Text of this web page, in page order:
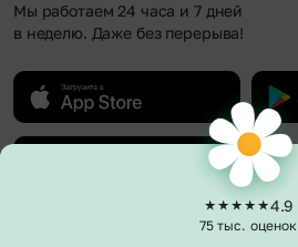
Мы работаем 24 часа и 7 дней
в неделю. Даже без перерыва!
4.9
75 тыс. оценок